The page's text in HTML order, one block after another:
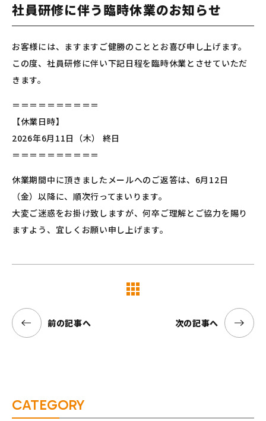
社員研修に伴う臨時休業のお知らせ
お客様には、ますますご健勝のこととお喜び申し上げます。
この度、社員研修に伴い下記日程を臨時休業とさせていただ
きます。
＝＝＝＝＝＝＝＝＝＝
【休業日時】
2026年6月11日（木） 終日
＝＝＝＝＝＝＝＝＝＝
休業期間中に頂きましたメールへのご返答は、6月12日
（金）以降に、順次行ってまいります。
大変ご迷惑をお掛け致しますが、何卒ご理解とご協力を賜り
ますよう、宜しくお願い申し上げます。
前の記事へ 次の記事へ
CATEGORY